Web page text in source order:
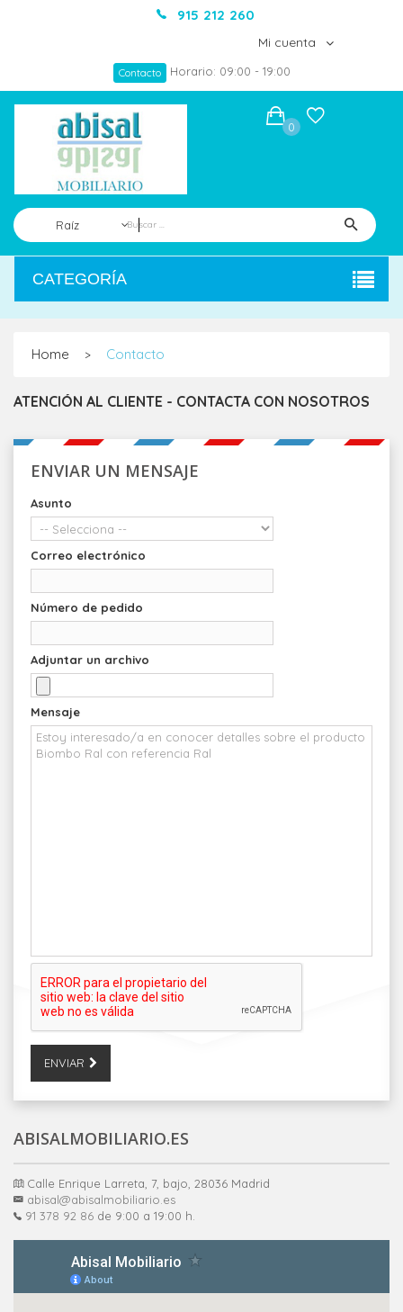
915 212 260
Mi cuenta
Contacto Horario: 09:00 - 19:00
Raíz
0
CATEGORÍA
Home > Contacto
ATENCIÓN AL CLIENTE - CONTACTA CON NOSOTROS
ENVIAR UN MENSAJE
Asunto
Correo electrónico
Número de pedido
Adjuntar un archivo
Mensaje
ENVIAR
ABISALMOBILIARIO.ES
Calle Enrique Larreta, 7, bajo, 28036 Madrid
abisal@abisalmobiliario.es
91 378 92 86 de 9:00 a 19:00 h.